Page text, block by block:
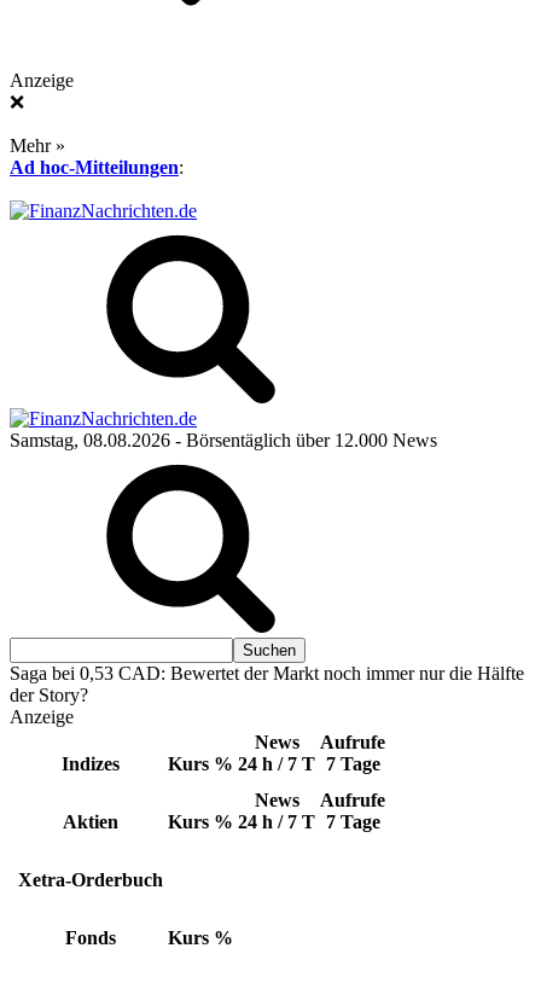
Anzeige
❌
Mehr »
Ad hoc-Mitteilungen:
Samstag, 08.08.2026 - Börsentäglich über 12.000 News
Saga bei 0,53 CAD: Bewertet der Markt noch immer nur die Hälfte
der Story?
Anzeige
Indizes Kurs %
News
24 h / 7 T
Aufrufe
7 Tage
Aktien Kurs %
News
24 h / 7 T
Aufrufe
7 Tage
Xetra-Orderbuch
Fonds Kurs %